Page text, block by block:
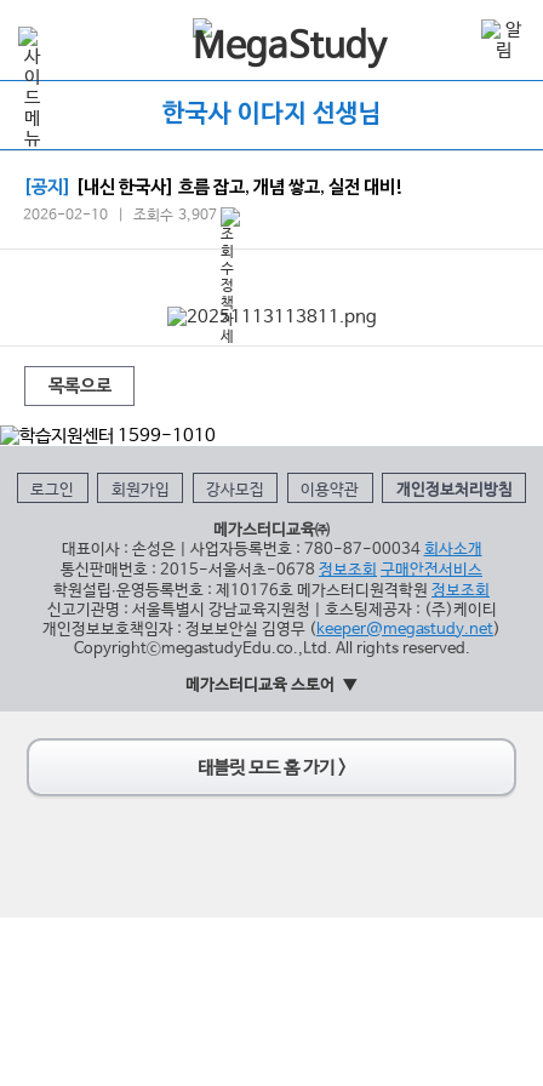
한국사 이다지 선생님
[공지] [내신 한국사] 흐름 잡고, 개념 쌓고, 실전 대비!
2026-02-10 | 조회수 3,907
목록으로
로그인 회원가입 강사모집 이용약관 개인정보처리방침
메가스터디교육㈜
대표이사 : 손성은 | 사업자등록번호 : 780-87-00034 회사소개
통신판매번호 : 2015-서울서초-0678 정보조회 구매안전서비스
학원설립∙운영등록번호 : 제10176호 메가스터디원격학원 정보조회
신고기관명 : 서울특별시 강남교육지원청 | 호스팅제공자 : (주)케이티
개인정보보호책임자 : 정보보안실 김영무 (keeper@megastudy.net)
CopyrightⓒmegastudyEdu.co.,Ltd. All rights reserved.
메가스터디교육 스토어
태블릿 모드 홈 가기 >